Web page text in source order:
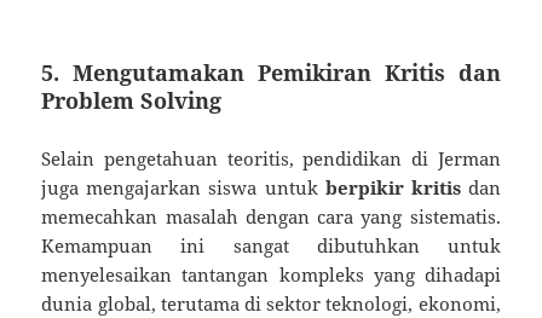
5.Mengutamakan Pemikiran Kritis dan
Problem Solving
Selain pengetahuan teoritis, pendidikan di Jerman
juga mengajarkan siswa untuk berpikir kritisdan
memecahkan masalah dengan cara yang sistematis.
Kemampuan ini sangat dibutuhkan untuk
menyelesaikan tantangan kompleks yang dihadapi
dunia global, terutama di sektor teknologi, ekonomi,